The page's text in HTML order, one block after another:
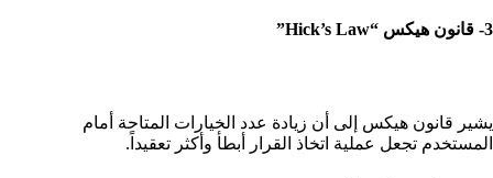
3- قانون هيكس “Hick’s Law”
يشير قانون هيكس إلى أن زيادة عدد الخيارات المتاحة أمام
المستخدم تجعل عملية اتخاذ القرار أبطأ وأكثر تعقيداً.